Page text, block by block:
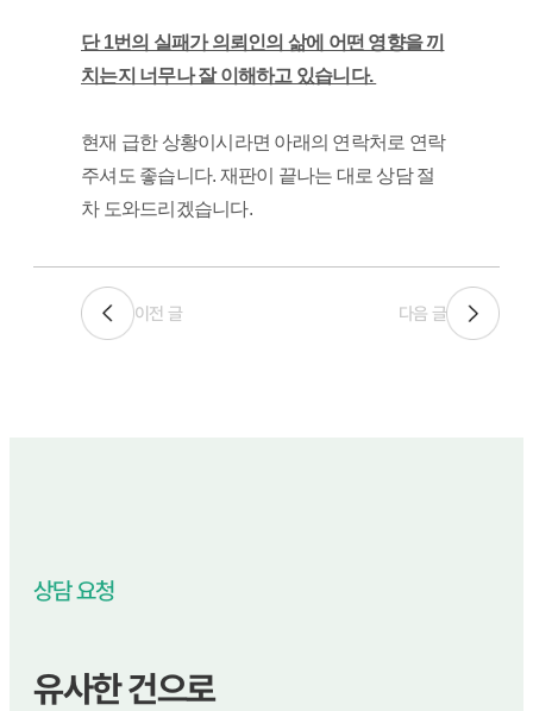
단 1번의 실패가 의뢰인의 삶에 어떤 영향을 끼
치는지 너무나 잘 이해하고 있습니다.
현재 급한 상황이시라면 아래의 연락처로 연락
주셔도 좋습니다. 재판이 끝나는 대로 상담 절
차 도와드리겠습니다.
이전 글 다음 글
상담 요청
유사한 건으로